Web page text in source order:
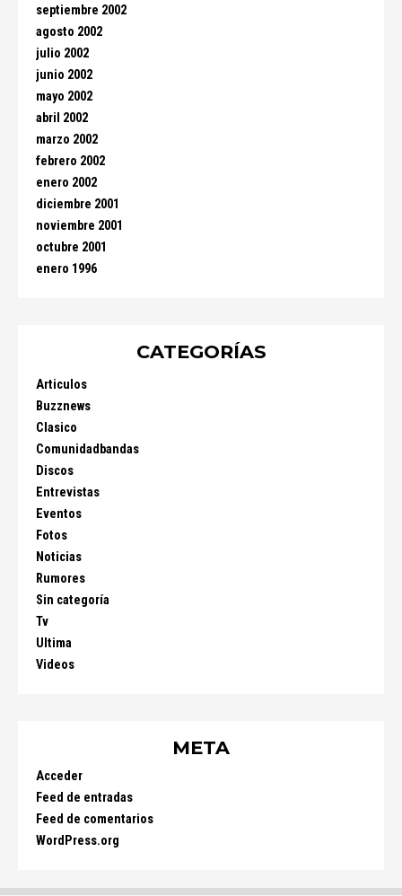
septiembre 2002
agosto 2002
julio 2002
junio 2002
mayo 2002
abril 2002
marzo 2002
febrero 2002
enero 2002
diciembre 2001
noviembre 2001
octubre 2001
enero 1996
CATEGORÍAS
Articulos
Buzznews
Clasico
Comunidadbandas
Discos
Entrevistas
Eventos
Fotos
Noticias
Rumores
Sin categoría
Tv
Ultima
Videos
META
Acceder
Feed de entradas
Feed de comentarios
WordPress.org